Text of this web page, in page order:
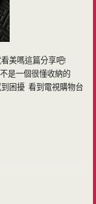
美嗎這篇分享吧!
是一個很懂收納的
困擾 看到電視購物台